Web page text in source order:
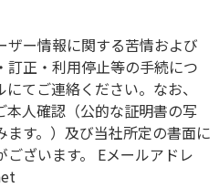
ー情報に関する苦情および
正・利用停止等の手続につ
てご連絡ください。なお、
本人確認（公的な証明書の写
ます。）及び当社所定の書面に
ざいます。 Eメールアドレ